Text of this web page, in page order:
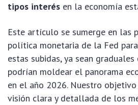
tipos interés en la economía
Este artículo se sumerge en las
política monetaria de la Fed
estas subidas, ya sean graduales
podrían moldear el panorama
en el año 2026. Nuestro
visión clara y detallada de los